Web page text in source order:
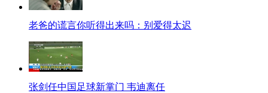
老爸的谎言你听得出来吗：别爱得太迟
张剑任中国足球新掌门 韦迪离任